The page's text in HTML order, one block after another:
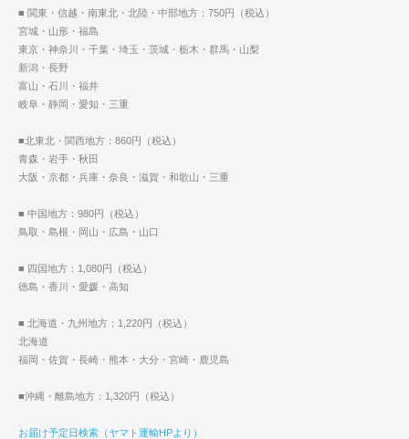
■ 関東・信越・南東北・北陸・中部地方：750円（税込）
宮城・山形・福島
東京・神奈川・千葉・埼玉・茨城・栃木・群馬・山梨
新潟・長野
富山・石川・福井
岐阜・静岡・愛知・三重
■北東北・関西地方：860円（税込）
青森・岩手・秋田
大阪・京都・兵庫・奈良・滋賀・和歌山・三重
■ 中国地方：980円（税込）
鳥取・島根・岡山・広島・山口
■ 四国地方：1,080円（税込）
徳島・香川・愛媛・高知
■ 北海道・九州地方：1,220円（税込）
北海道
福岡・佐賀・長崎・熊本・大分・宮崎・鹿児島
■沖縄・離島地方：1,320円（税込）
お届け予定日検索（ヤマト運輸HPより）